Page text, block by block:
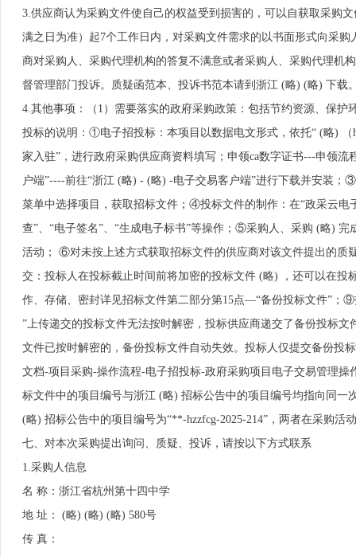
3.供应商认为采购文件使自己的权益受到损害的，可以自获取采购
满之日为准）起7个工作日内，对采购文件需求的以书面形式向采
商对采购人、采购代理机构的答复不满意或者采购人、采购代理机
督管理部门投诉。质疑函范本、投诉书范本请到浙江 (略) (略) 下载
4.其他事项：（1）需要落实的政府采购政策：包括节约资源、保
投标的说明：①电子招投标：本项目以数据电文形式，依托“ (略)
家入驻”，进行政府采购供应商资料填写；申领ca数字证书---申领
户端”----前往“浙江 (略) - (略) -电子交易客户端”进行下载并安装
菜单中选择项目，获取招标文件；④投标文件的制作：在“政采云电
查”、“电子签名”、“生成电子标书”等操作；⑤采购人、采购 (略)
活动； ⑥对未按上述方式获取招标文件的供应商对该文件提出的
交：投标人在投标截止时间前将加密的投标文件 (略) ，还可以在
作、存储、密封详见招标文件第二部分第15点—“备份投标文件”；
”上传递交的投标文件无法按时解密，投标供应商递交了备份投标
文件已按时解密的，备份投标文件自动失效。投标人仅提交备份
文档-项目采购-操作流程-电子招投标-政府采购项目电子交易管理
标文件中的项目编号与浙江 (略) 招标公告中的项目编号均指向同一
(略) 招标公告中的项目编号为“**-hzzfcg-2025-214”，两者在采购活
七、对本次采购提出询问、质疑、投诉，请按以下方式联系
1.采购人信息
名 称：浙江省杭州第十四中学
地 址： (略) (略) (略) 580号
传 真：